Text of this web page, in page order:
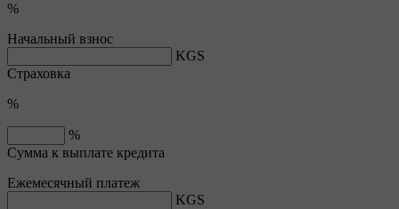
%
Начальный взнос
KGS
Страховка
%
%
Сумма к выплате кредита
Ежемесячный платеж
KGS